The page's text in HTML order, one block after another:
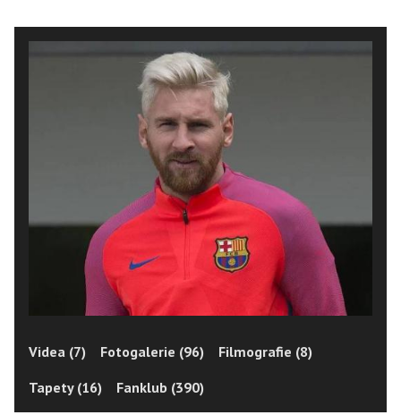
Videa (7) Fotogalerie (96)
Filmografie (8)
Tapety (16)
Fanklub (390)